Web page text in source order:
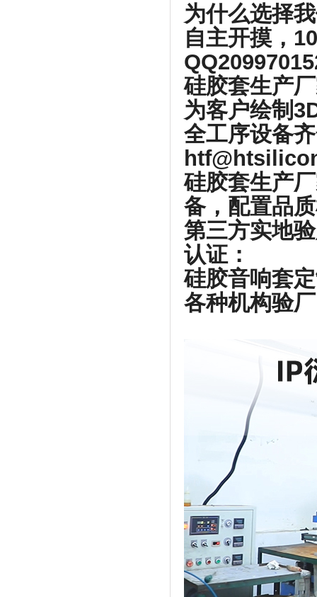
为什么选择
自主开摸，
硅胶套生产
为客户绘制
全工序设备
硅胶套生产
备，配置品
第三方实地
认证：
硅胶音响套
各种机构验